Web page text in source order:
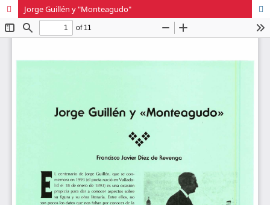
Jorge Guillén y "Monteagudo"